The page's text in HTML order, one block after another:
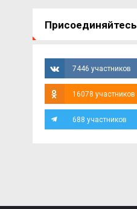
Присоединяйтесь
7446 участников
16078 участников
688 участников